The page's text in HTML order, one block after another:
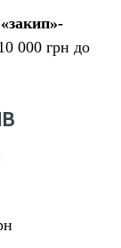
000 грн до